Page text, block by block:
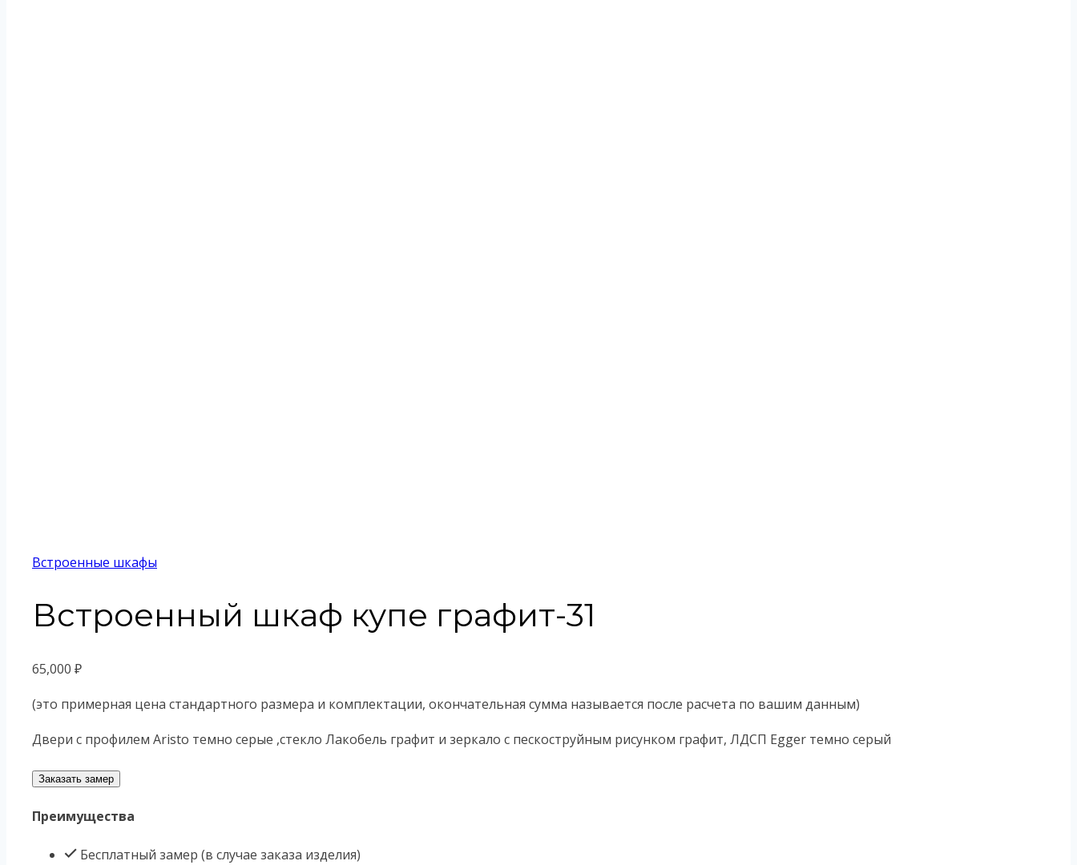
Встроенные шкафы
Встроенный шкаф купе графит-31
65,000 ₽
(это примерная цена стандартного размера и комплектации, окончательная сумма называется после расчета по вашим данным)
Двери с профилем Aristo темно серые ,стекло Лакобель графит и зеркало с пескоструйным рисунком графит, ЛДСП Egger темно серый
Заказать замер
Преимущества
Бесплатный замер (в случае заказа изделия)